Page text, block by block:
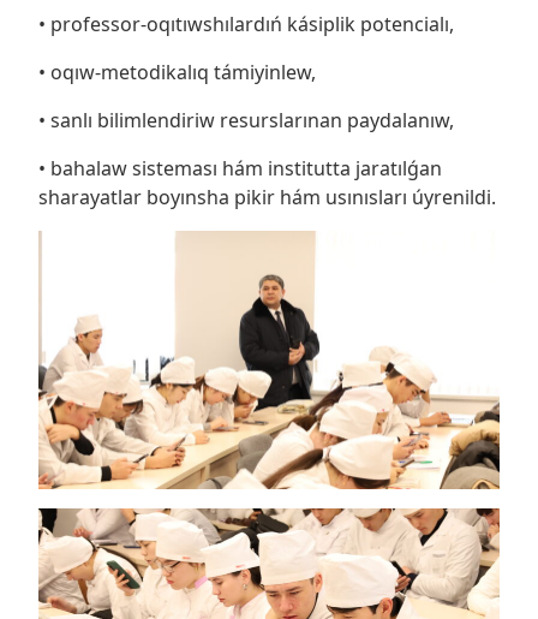
• professor-oqıtıwshılardıń kásiplik potencialı,
• oqıw-metodikalıq támiyinlew,
• sanlı bilimlendiriw resurslarınan paydalanıw,
• bahalaw sisteması hám institutta jaratılǵan
sharayatlar boyınsha pikir hám usınısları úyrenildi.